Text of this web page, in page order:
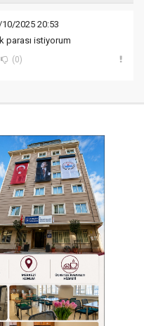
2025 20:53
parası istiyorum
(0)